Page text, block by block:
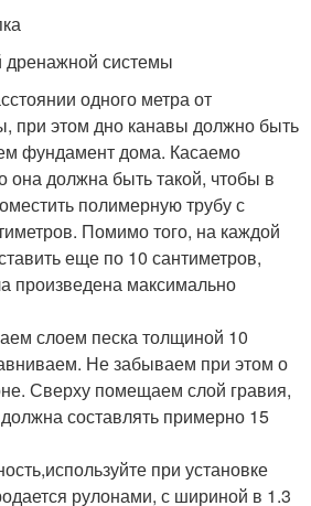
дренажной системы
одного метра от
при этом дно канавы должно быть
фундамент дома. Касаемо
должна быть такой, чтобы в
полимерную трубу с
Помимо того, на каждой
еще по 10 сантиметров,
произведена максимально
слоем песка толщиной 10
Не забываем при этом о
Сверху помещаем слой гравия,
составлять примерно 15
при установке
рулонами, с шириной в 1.3